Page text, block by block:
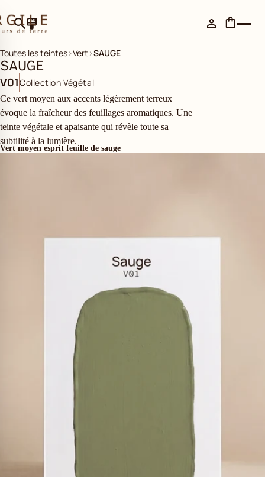
Toutes les teintes›Vert ›SAUGE
SAUGE
V01Collection Végétal
Ce vert moyen aux accents légèrement terreux
évoque la fraîcheur des feuillages aromatiques. Une
teinte végétale et apaisante qui révèle toute sa
subtilité à la lumière.
Vert moyen esprit feuille de sauge